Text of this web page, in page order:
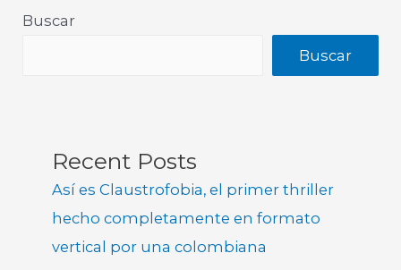
Buscar
Buscar
Recent Posts
Así es Claustrofobia, el primer thriller
hecho completamente en formato
vertical por una colombiana